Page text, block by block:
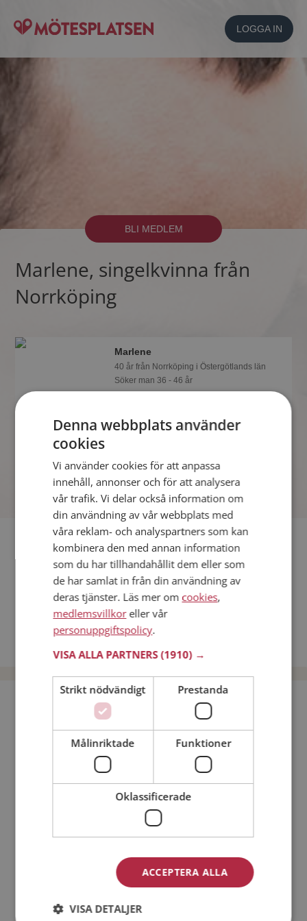
LOGGA IN
BLI MEDLEM
Marlene, singelkvinna från
Norrköping
Marlene
40 år från Norrköping i Östergötlands län
Söker man 36 - 46 år
tankspridd eller händig! Det är enklare
Fler singlar
Fler singelkvinnor från Norrköping Ametist Anne-Lie
Män från Norrköping
Dejta kvinnor i Sverige
Bli medlem utan kostnad!
Jag är en: Man Kvinna
Min ålder:
Denna webbplats använder
cookies
Vi använder cookies för att anpassa
innehåll, annonser och för att analysera
vår trafik. Vi delar också information om
din användning av vår webbplats med
våra reklam- och analyspartners som kan
kombinera den med annan information
som du har tillhandahållit dem eller som
de har samlat in från din användning av
deras tjänster. Läs mer om cookies,
medlemsvillkoreller vår
personuppgiftspolicy.
VISA ALLA PARTNERS(1910) →
Strikt nödvändigt Prestanda
Målinriktade Funktioner
Oklassificerade
ACCEPTERA ALLA
VISA DETALJER